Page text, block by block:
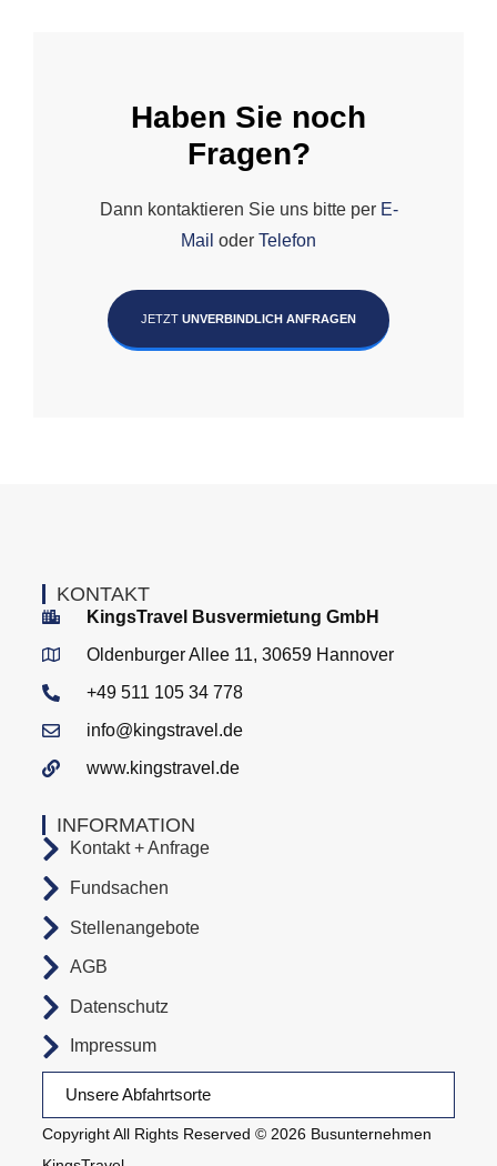
Haben Sie noch
Fragen?
Dann kontaktieren Sie uns bitte per E-
Mail oder Telefon
JETZT UNVERBINDLICH ANFRAGEN
Copyright All Rights Reserved © 2026 Busunternehmen
Unsere Abfahrtsorte
INFORMATION
Kontakt + Anfrage
Fundsachen
Stellenangebote
AGB
Datenschutz
Impressum
KONTAKT
KingsTravel Busvermietung GmbH
Oldenburger Allee 11, 30659 Hannover
+49 511 105 34 778
info@kingstravel.de
www.kingstravel.de